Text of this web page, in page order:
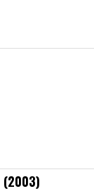
(2003)